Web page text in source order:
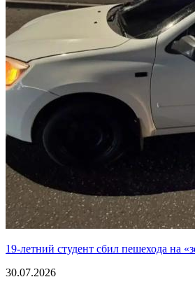
19-летний студент сбил пешехода на
30.07.2026